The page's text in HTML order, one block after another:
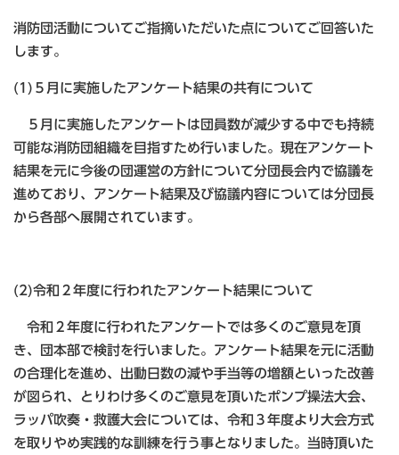
消防団活動についてご指摘いただいた点についてご回答いた
します。
(1)５月に実施したアンケート結果の共有について
５月に実施したアンケートは団員数が減少する中でも持続
可能な消防団組織を目指すため行いました。現在アンケート
結果を元に今後の団運営の方針について分団長会内で協議を
進めており、アンケート結果及び協議内容については分団長
から各部へ展開されています。
(2)令和２年度に行われたアンケート結果について
令和２年度に行われたアンケートでは多くのご意見を頂
き、団本部で検討を行いました。アンケート結果を元に活動
の合理化を進め、出動日数の減や手当等の増額といった改善
が図られ、とりわけ多くのご意見を頂いたポンプ操法大会、
ラッパ吹奏・救護大会については、令和３年度より大会方式
を取りやめ実践的な訓練を行う事となりました。当時頂いた